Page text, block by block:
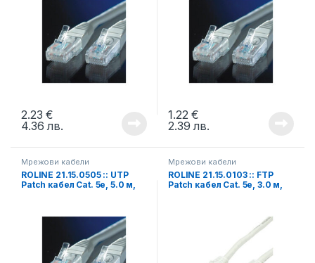
2.23€
4.36лв.
1.22€
2.39лв.
Мрежови кабели
ROLINE 21.15.0505 :: UTP
Patch кабел Cat. 5e, 5.0 м,
Мрежови кабели
ROLINE 21.15.0103 :: FTP
Patch кабел Cat. 5e, 3.0 м,